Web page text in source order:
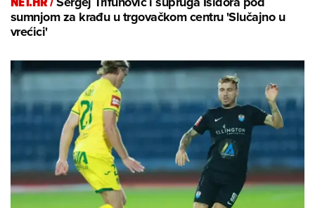
sumnjom za krađu u trgovačkom centru 'Slučajno u
vrećici'